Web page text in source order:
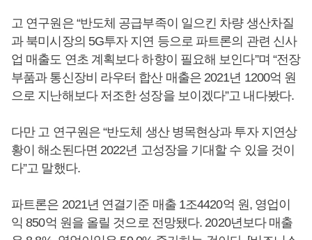
고 연구원은 “반도체 공급부족이 일으킨 차량 생산차질
과 북미시장의 5G투자 지연 등으로 파트론의 관련 신사
업 매출도 연초 계획보다 하향이 필요해 보인다”며 “전장
부품과 통신장비 라우터 합산 매출은 2021년 1200억 원
으로 지난해보다 저조한 성장을 보이겠다”고 내다봤다.
다만 고 연구원은 “반도체 생산 병목현상과 투자 지연상
황이 해소된다면 2022년 고성장을 기대할 수 있을 것이
다”고 말했다.
파트론은 2021년 연결기준 매출 1조4420억 원, 영업이
익 850억 원을 올릴 것으로 전망됐다. 2020년보다 매출